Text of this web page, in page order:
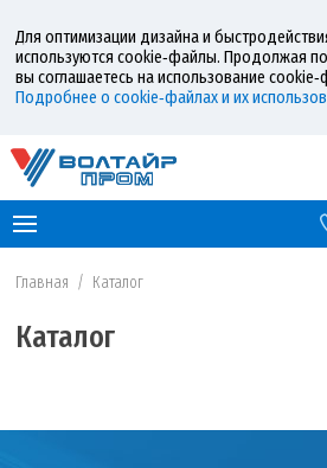
Для оптимизации дизайна и
используются cookie‑файлы. Продолжая
вы соглашаетесь на использование
Подробнее о cookie‑файлах и их
Главная / Каталог
Каталог